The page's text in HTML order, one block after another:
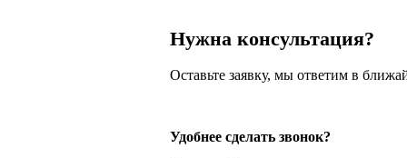
Нужна консультация?
Оставьте заявку, мы ответим в
Удобнее сделать звонок?